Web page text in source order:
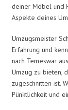
deiner Möbel und
Aspekte deines
Umzugsmeister
Erfahrung und
nach Temeswar
Umzug zu bieten,
zugeschnitten ist.
Pünktlichkeit und